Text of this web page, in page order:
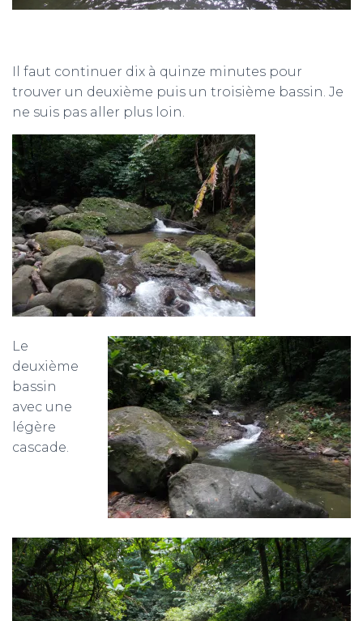
Il faut continuer dix à quinze minutes pour
trouver un deuxième puis un troisième bassin. Je
ne suis pas aller plus loin.
Le
deuxième
bassin
avec une
légère
cascade.